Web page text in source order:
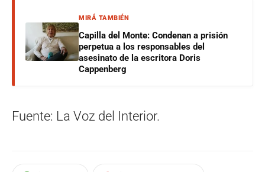
MIRÁ TAMBIÉN
Capilla del Monte: Condenan a prisión
perpetua a los responsables del
asesinato de la escritora Doris
Cappenberg
Fuente: La Voz del Interior.